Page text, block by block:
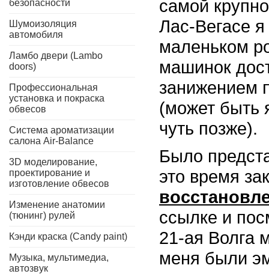
безопасности
Шумоизоляция
автомобиля
Ламбо двери (Lambo
doors)
Профессиональная
установка и покраска
обвесов
Система ароматизации
салона Air-Balance
3D моделирование,
проектирование и
изготовление обвесов
Изменение анатомии
(тюнинг) рулей
Кэнди краска (Candy paint)
Музыка, мультимедиа,
автозвук
самой
Лас-Вегасе
маленьком
машинок
занижением
(может быть
чуть позже).
Было
это время
ссылке и
21-ая Волга
меня были